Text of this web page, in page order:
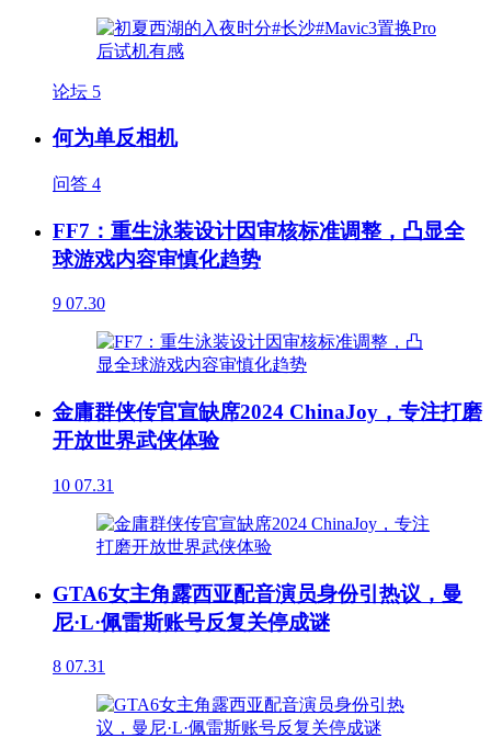
论坛 5
何为单反相机
问答 4
FF7：重生泳装设计因审核标准调整，凸显全
球游戏内容审慎化趋势
9 07.30
金庸群侠传官宣缺席2024 ChinaJoy，专注打磨
开放世界武侠体验
10 07.31
GTA6女主角露西亚配音演员身份引热议，曼
尼·L·佩雷斯账号反复关停成谜
8 07.31